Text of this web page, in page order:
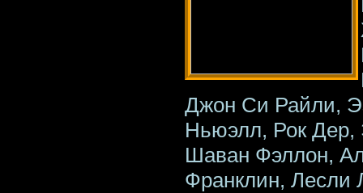
Джон Си Райли,
Ньюэлл, Рок
Шаван Фэллон,
Франклин, Лесли